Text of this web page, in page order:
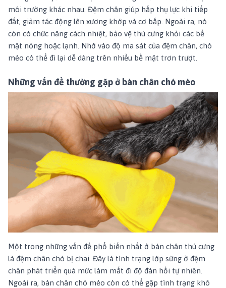
môi trường khác nhau. Đệm chân giúp hấp thụ lực khi tiếp
đất, giảm tác động lên xương khớp và cơ bắp. Ngoài ra, nó
còn có chức năng cách nhiệt, bảo vệ thú cưng khỏi các bề
mặt nóng hoặc lạnh. Nhờ vào độ ma sát của đệm chân, chó
mèo có thể đi lại dễ dàng trên nhiều bề mặt trơn trượt.
Những vấn đề thường gặp ở bàn chân chó mèo
Một trong những vấn đề phổ biến nhất ở bàn chân thú cưng
là đệm chân chó bị chai. Đây là tình trạng lớp sừng ở đệm
chân phát triển quá mức làm mất đi độ đàn hồi tự nhiên.
Ngoài ra, bàn chân chó mèo còn có thể gặp tình trạng khô